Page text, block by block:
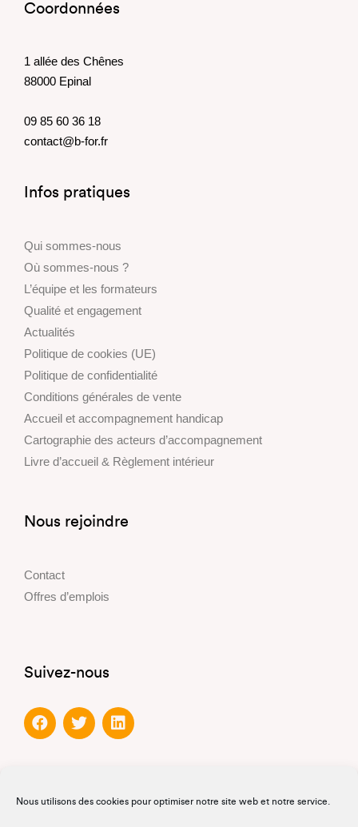
Nous utilisons des cookies pour optimiser notre site web et notre service.
Coordonnées
1 allée des Chênes
88000 Epinal
09 85 60 36 18
contact@b-for.fr
Infos pratiques
Qui sommes-nous
Où sommes-nous ?
L’équipe et les formateurs
Qualité et engagement
Actualités
Politique de cookies (UE)
Politique de confidentialité
Conditions générales de vente
Accueil et accompagnement handicap
Cartographie des acteurs d’accompagnement
Livre d’accueil & Règlement intérieur
Nous rejoindre
Contact
Offres d’emplois
Suivez-nous